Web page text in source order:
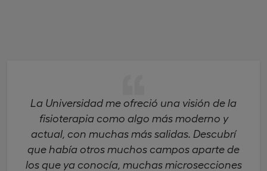
La Universidad me ofreció una visión de la
fisioterapia como algo más moderno y
actual, con muchas más salidas. Descubrí
que había otros muchos campos aparte de
los que ya conocía, muchas microsecciones